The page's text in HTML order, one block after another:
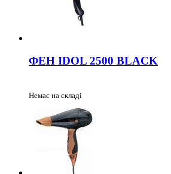
ФЕН IDOL 2500 BLACK
Немає на складі